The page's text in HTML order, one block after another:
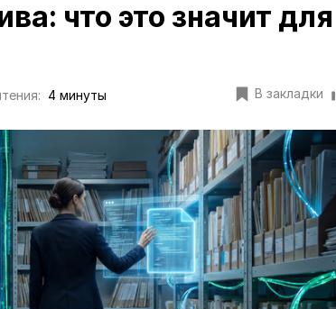
что это значит для
4 минуты В закладки